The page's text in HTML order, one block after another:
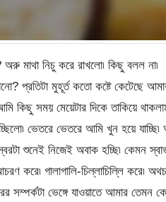
মাথা নিচু করে রাখলো৷ কিছু বলল না৷
প্রতিটা মুহূর্ত কতো কষ্টে কেটেছে
কিছু সময় মেয়েটার দিকে তাকিয়ে
ভেতরে ভেতরে আমি খুন হয়ে যাচ্ছি৷
শুনেই নিজেই অবাক হচ্ছি৷ কেমন
করে৷ গালাগালি-চিল্লাচিল্লি করে৷
সম্পর্কটা ভেঙ্গে যাওয়াতে আমার